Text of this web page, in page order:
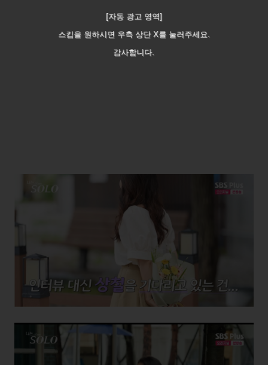
[자동 광고 영역]
스킵을 원하시면 우측 상단 X를 눌러주세요.
감사합니다.